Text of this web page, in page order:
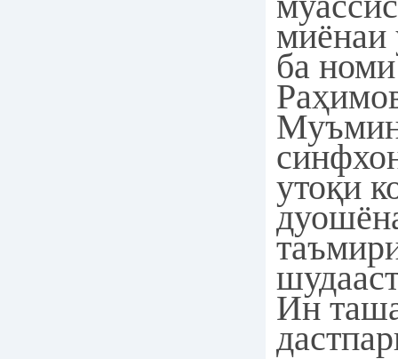
ба
утоқи
Ин